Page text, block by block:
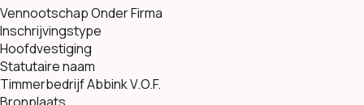
Vennootschap Onder Firma
Inschrijvingstype
Hoofdvestiging
Statutaire naam
Timmerbedrijf Abbink V.O.F.
Bronplaats